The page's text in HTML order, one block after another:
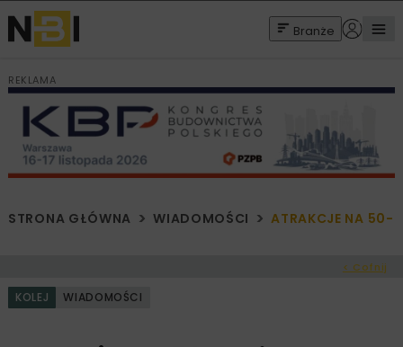
Branże
REKLAMA
STRONA GŁÓWNA WIADOMOŚCI ATRAKCJE NA 50-
< Cofnij
KOLEJ WIADOMOŚCI